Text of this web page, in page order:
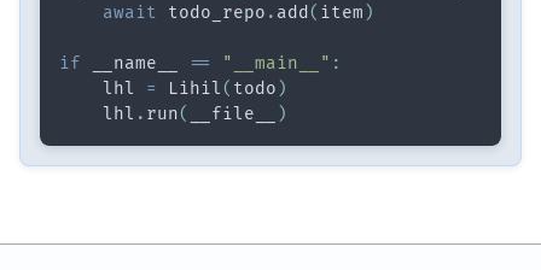
await
todo_repo . add ( item )
if __name__ == "__main__" :
    lhl
= Lihil( todo )
    lhl
. run( __file__ )